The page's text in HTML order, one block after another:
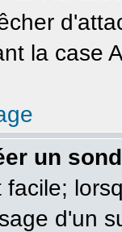
la case
un
d'un